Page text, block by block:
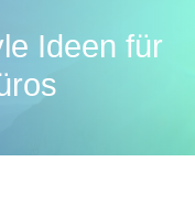
Ideen für